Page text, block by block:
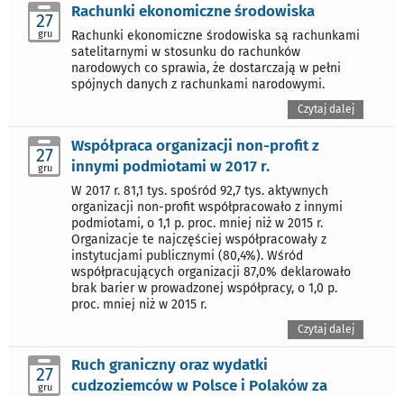
27
gru
Rachunki ekonomiczne środowiska
Rachunki ekonomiczne środowiska są rachunkami
satelitarnymi w stosunku do rachunków
narodowych co sprawia, że dostarczają w pełni
spójnych danych z rachunkami narodowymi.
Czytaj dalej
27
gru
Współpraca organizacji non-profit z
innymi podmiotami w 2017 r.
W 2017 r. 81,1 tys. spośród 92,7 tys. aktywnych
organizacji non-profit współpracowało z innymi
podmiotami, o 1,1 p. proc. mniej niż w 2015 r.
Organizacje te najczęściej współpracowały z
instytucjami publicznymi (80,4%). Wśród
współpracujących organizacji 87,0% deklarowało
brak barier w prowadzonej współpracy, o 1,0 p.
proc. mniej niż w 2015 r.
Czytaj dalej
27
gru
Ruch graniczny oraz wydatki
cudzoziemców w Polsce i Polaków za